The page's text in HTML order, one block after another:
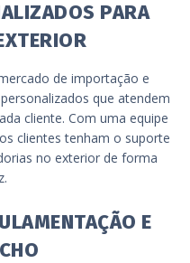
PARA
de importação e
que atendem
cliente. Com uma equipe
clientes tenham o suporte
no exterior de forma
E